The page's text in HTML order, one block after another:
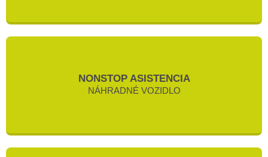
NONSTOP ASISTENCIA
NÁHRADNÉ VOZIDLO